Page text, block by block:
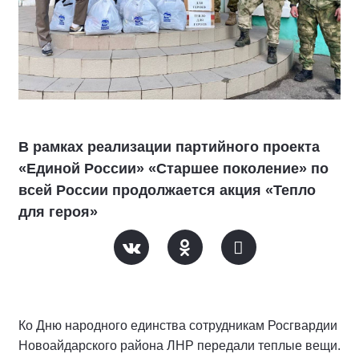
В рамках реализации партийного проекта
«Единой России» «Старшее поколение» по
всей России продолжается акция «Тепло
для героя»
Ко Дню народного единства сотрудникам Росгвардии
Новоайдарского района ЛНР передали теплые вещи.